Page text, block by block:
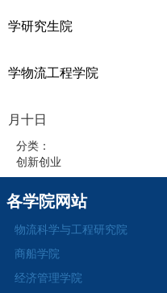
学研究生院
学物流工程学院
月十日
分类：
创新创业
各学院网站
物流科学与工程研究院
商船学院
经济管理学院